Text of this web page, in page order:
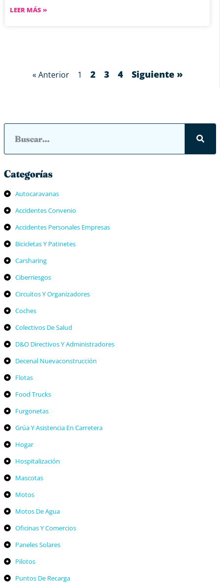
LEER MÁS »
« Anterior 1 2 3 4 Siguiente »
Categorías
Autocaravanas
Accidentes Convenio
Accidentes Personales Empresas
Bicicletas Y Patinetes
Carsharing
Ciberriesgos
Circuitos Y Organizadores
Coches
Colectivos De Salud
D&O Directivos Y Administradores
Decenal Nuevaconstrucción
Flotas
Food Trucks
Furgonetas
Grúa Y Asistencia En Carretera
Hogar
Hospitalización
Mascotas
Motos
Motos De Agua
Oficinas Y Comercios
Paneles Solares
Pilotos
Puntos De Recarga